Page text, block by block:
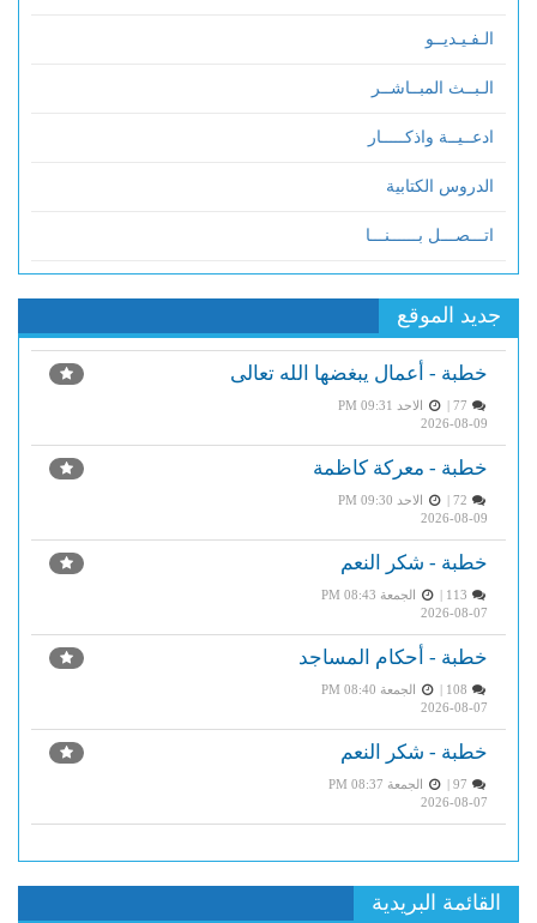
الـفـيـديــو
الـبــث المبــاشــر
ادعــيــة واذكـــــار
الدروس الكتابية
اتـــصـــل بــــــنـــا
جديد الموقع
خطبة - أعمال يبغضها الله تعالى
الاحد PM 09:31
2026-08-09
خطبة - معركة كاظمة
الاحد PM 09:30
2026-08-09
خطبة - شكر النعم
الجمعة PM 08:43
2026-08-07
خطبة - أحكام المساجد
الجمعة PM 08:40
2026-08-07
خطبة - شكر النعم
الجمعة PM 08:37
2026-08-07
القائمة البريدية